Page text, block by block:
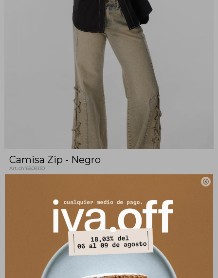

Camisa Zip - Negro
chf6808130
ajustarla según tu preferencia. A su vez, cuenta con dos
bolsillos con tapa que agregan funcionalidad y estilo.
Este artículo está agotado.